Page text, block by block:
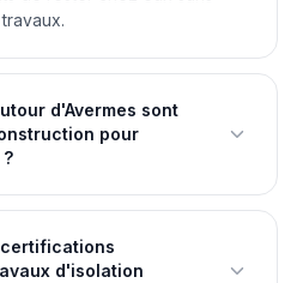
d'Avermes sont
pour
d'isolation